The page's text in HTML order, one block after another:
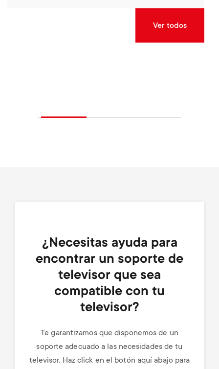
Ver todos
¿Necesitas ayuda para
encontrar un soporte de
televisor que sea
compatible con tu
televisor?
Te garantizamos que disponemos de un
soporte adecuado a las necesidades de tu
televisor. Haz click en el botón aquí abajo para